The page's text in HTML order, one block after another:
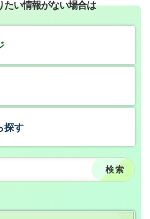
たい情報がない場合は
探す